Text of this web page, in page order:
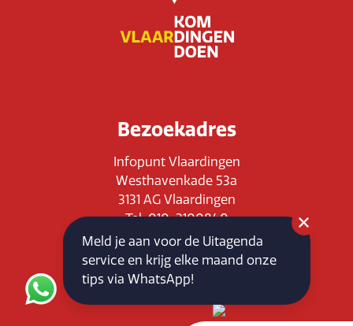
Bezoekadres
Infopunt Vlaardingen
Westhavenkade 53a
3131 AG Vlaardingen
Tel: 010-3100840
E-mail: info@vlaardingenpartners.nl
KvK: 71555544
BTW : NL858760939B01
Meld je aan voor de Uitagenda
service en krijg elke maand onze
tips via WhatsApp!